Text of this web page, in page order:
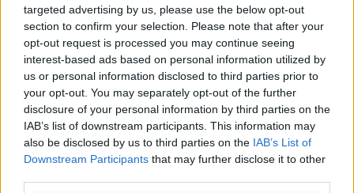
targeted advertising by us, please use the below opt-out
section to confirm your selection. Please note that after your
opt-out request is processed you may continue seeing
interest-based ads based on personal information utilized by
us or personal information disclosed to third parties prior to
your opt-out. You may separately opt-out of the further
disclosure of your personal information by third parties on the
IAB’s list of downstream participants. This information may
also be disclosed by us to third parties on the IAB’s List of
Downstream Participants that may further disclose it to other